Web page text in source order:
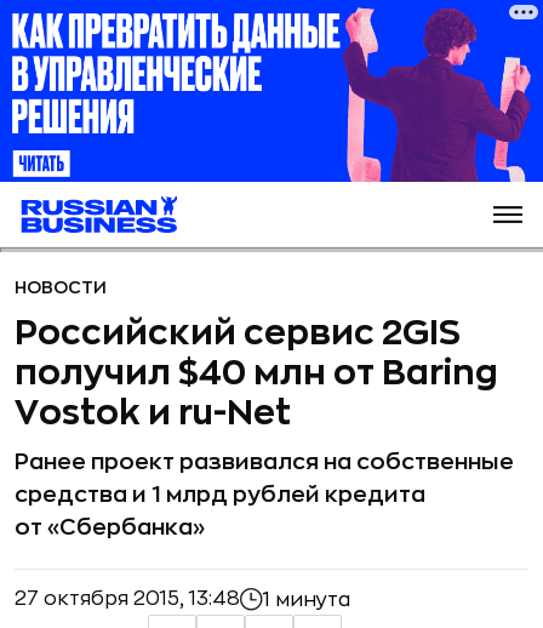
НОВОСТИ
Российский сервис 2GIS
получил $40 млн от Baring
Vostok и ru-Net
Ранее проект развивался на собственные
средства и 1 млрд рублей кредита
от «Сбербанка»
27 октября 2015, 13:48 1 минута